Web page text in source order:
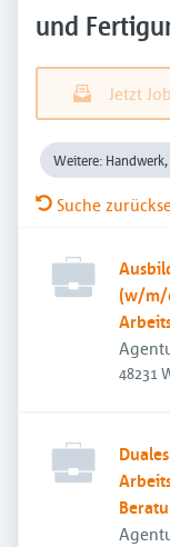
und
Jetzt
Weitere:
Suche
(w/m/
48231